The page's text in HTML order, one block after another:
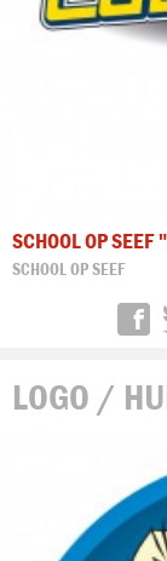
SCHOOL OP
SCHOOL OP SEEF
LOGO /